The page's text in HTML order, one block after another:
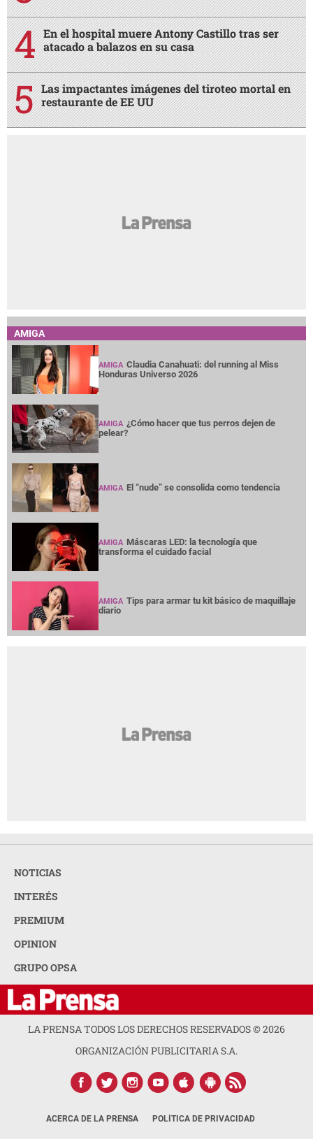
En el hospital muere Antony Castillo tras ser
atacado a balazos en su casa
Las impactantes imágenes del tiroteo mortal en
restaurante de EE UU
AMIGA
AMIGA Claudia Canahuati: del running al Miss
Honduras Universo 2026
AMIGA ¿Cómo hacer que tus perros dejen de
pelear?
AMIGA El “nude” se consolida como tendencia
AMIGA Máscaras LED: la tecnología que
transforma el cuidado facial
AMIGA Tips para armar tu kit básico de maquillaje
diario
NOTICIAS
INTERÉS
PREMIUM
OPINION
GRUPO OPSA
LA PRENSA TODOS LOS DERECHOS RESERVADOS ©2026
ORGANIZACIÓN PUBLICITARIA S.A.
ACERCA DE LA PRENSA POLÍTICA DE PRIVACIDAD